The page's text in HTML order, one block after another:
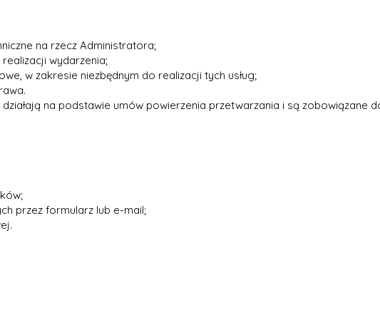
na rzecz Administratora;
wydarzenia;
w zakresie niezbędnym do realizacji tych usług;
na podstawie umów powierzenia przetwarzania i są zobowiązane
przez formularz lub e-mail;